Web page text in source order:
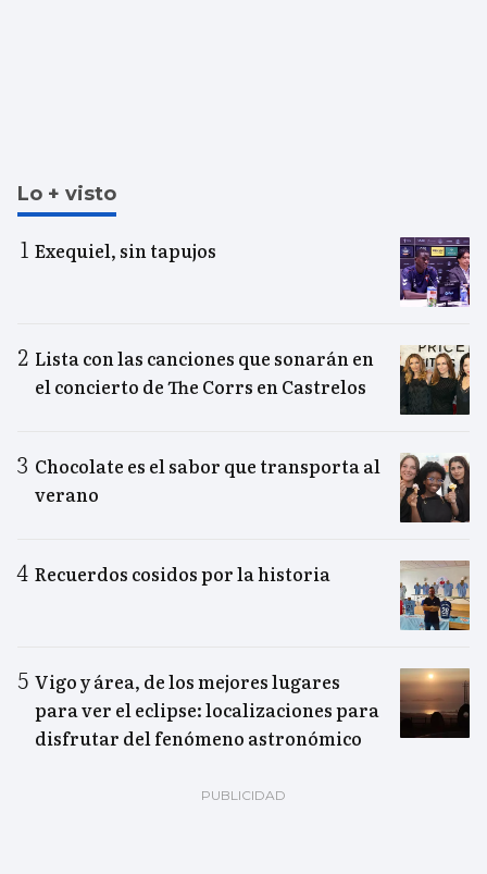
Lo + visto
Exequiel, sin tapujos
Lista con las canciones que sonarán en
el concierto de The Corrs en Castrelos
Chocolate es el sabor que transporta al
verano
Recuerdos cosidos por la historia
Vigo y área, de los mejores lugares
para ver el eclipse: localizaciones para
disfrutar del fenómeno astronómico